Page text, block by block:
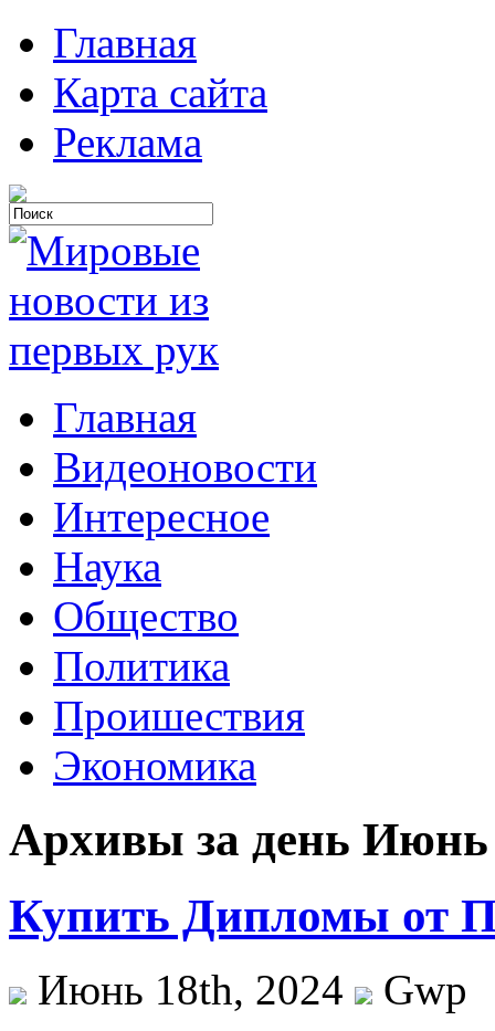
Главная
Карта сайта
Реклама
Главная
Видеоновости
Интересное
Наука
Общество
Политика
Проишествия
Экономика
Архивы за день Июнь
Купить Дипломы от
Июнь 18th, 2024
Gwp